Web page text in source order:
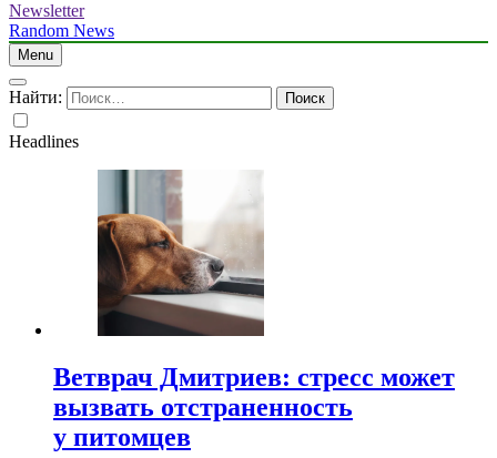
Newsletter
Random News
Menu
Найти:
Headlines
Ветврач Дмитриев: стресс может
вызвать отстраненность
у питомцев